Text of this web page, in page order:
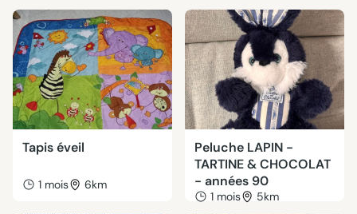
Tapis éveil
1 mois 6km
Peluche LAPIN -
TARTINE & CHOCOLAT
- années 90
1 mois 5km